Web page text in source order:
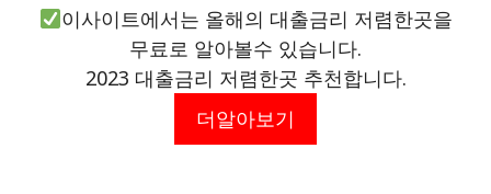
이사이트에서는 올해의 대출금리 저렴한곳을
무료로 알아볼수 있습니다.
2023 대출금리 저렴한곳 추천합니다.
더알아보기